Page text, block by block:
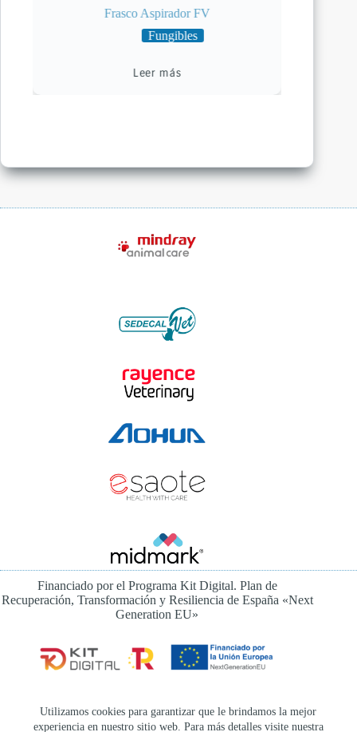
Utilizamos cookies para garantizar que le brindamos la mejor
experiencia en nuestro sitio web. Para más detalles visite nuestra
Frasco Aspirador FV
Fungibles
Leer más
Financiado por el Programa Kit Digital. Plan de
Recuperación, Transformación y Resiliencia de España «Next
Generation EU»
Instagram